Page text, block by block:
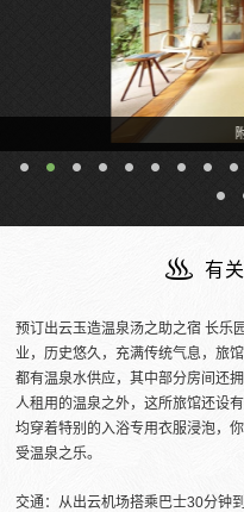
附设
有
预订出云玉造温泉汤之助之宿 长乐
业，历史悠久，充满传统气息，旅
都有温泉水供应，其中部分房间还
人租用的温泉之外，这所旅馆还设
均穿着特别的入浴专用衣服浸泡，
受温泉之乐。
交通：从出云机场搭乘巴士30分钟